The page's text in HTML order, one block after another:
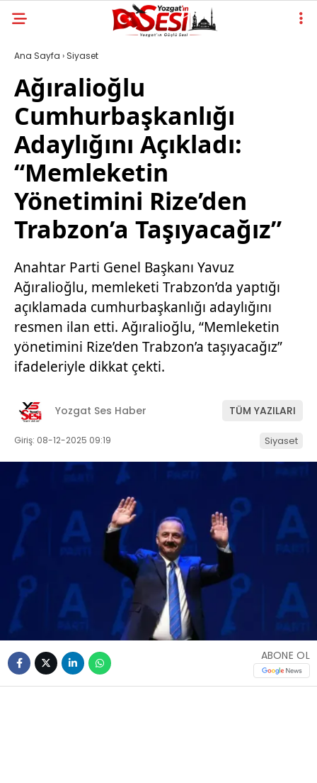
Ana Sayfa › Siyaset
Ağıralioğlu
Cumhurbaşkanlığı
Adaylığını Açıkladı:
“Memleketin
Yönetimini Rize’den
Trabzon’a Taşıyacağız”
Anahtar Parti Genel Başkanı Yavuz
Ağıralioğlu, memleketi Trabzon’da yaptığı
açıklamada cumhurbaşkanlığı adaylığını
resmen ilan etti. Ağıralioğlu, “Memleketin
yönetimini Rize’den Trabzon’a taşıyacağız”
ifadeleriyle dikkat çekti.
Yozgat Ses Haber TÜM YAZILARI
Giriş: 08-12-2025 09:19 Siyaset
ABONE OL